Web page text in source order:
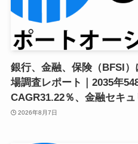
銀行、金融、保険（BFSI
場調査レポート｜2035年
CAGR31.22％、金融セキ
2026年8月7日